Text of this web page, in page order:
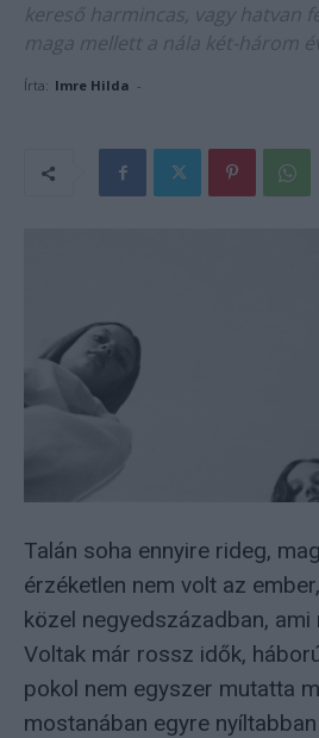
kereső harmincas, vagy hatvan
maga mellett a nála két-három
Írta: Imre Hilda -
Talán soha ennyire rideg,
érzéketlen nem volt az
közel negyedszázadban, ami
Voltak már rossz idők,
pokol nem egyszer mutatta
mostanában egyre